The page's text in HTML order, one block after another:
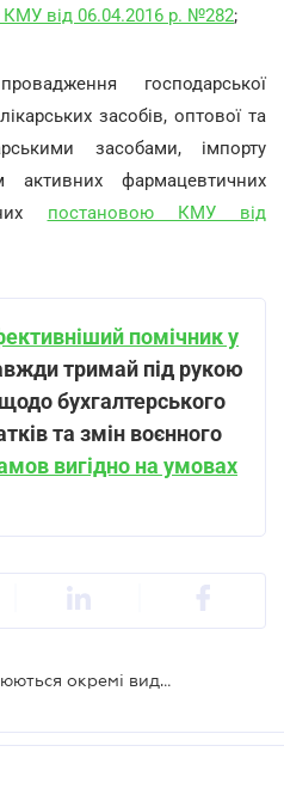
від 06.04.2016 р. №282;
господарської
засобів, оптової та
засобами, імпорту
активних фармацевтичних
постановою КМУ від
помічник у
тримай під рукою
щодо бухгалтерського
та змін воєнного
вигідно на умовах
Із 1 січня 2025 року відновлюються окремі види перевірок бізнесу – рішення Кабміну